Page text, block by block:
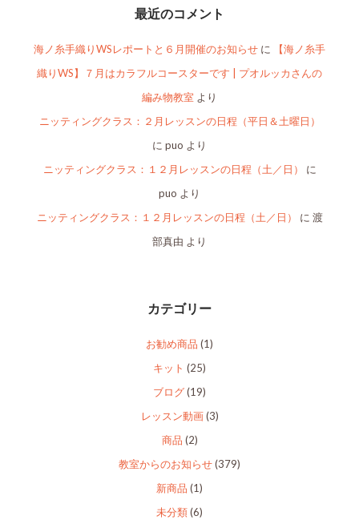
最近のコメント
海ノ糸手織りWSレポートと６月開催のお知らせ に
【海ノ糸手
織りWS】７月はカラフルコースターです | プオルッカさんの
編み物教室 より
ニッティングクラス：２月レッスンの日程（平日＆土曜日）
に puo より
ニッティングクラス：１２月レッスンの日程（土／日）
に
puo より
ニッティングクラス：１２月レッスンの日程（土／日）
に 渡
部真由 より
カテゴリー
お勧め商品 (1)
キット (25)
ブログ(19)
レッスン動画(3)
商品 (2)
教室からのお知らせ(379)
新商品 (1)
未分類(6)